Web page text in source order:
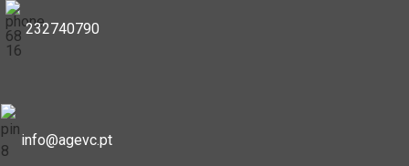
232740790
info@agevc.pt